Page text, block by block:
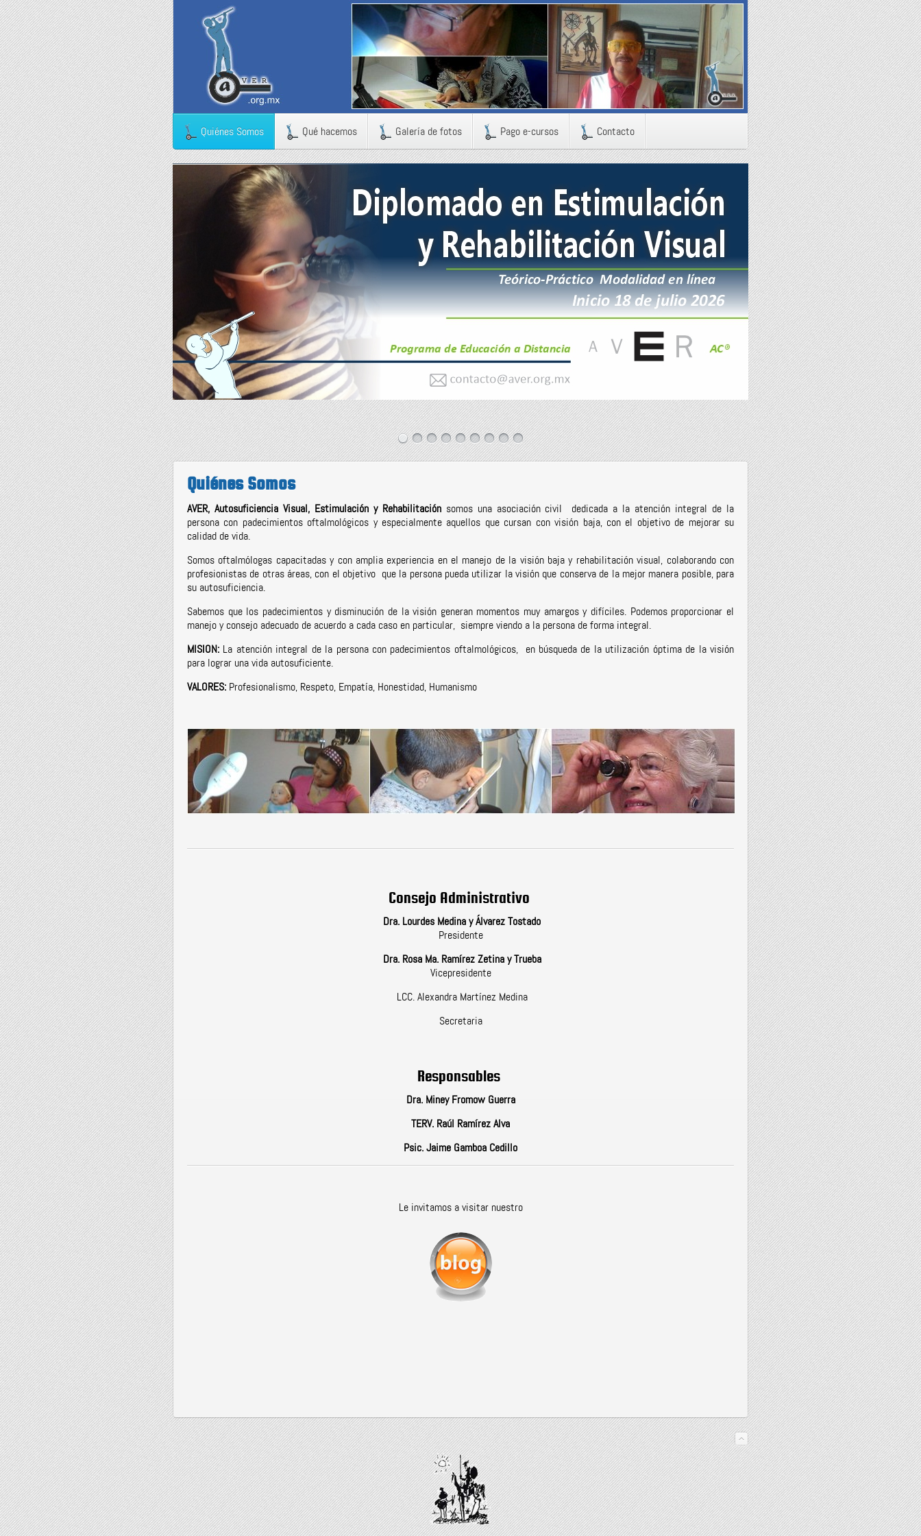
Quiénes Somos Qué hacemos Galería de fotos Pago e-cursos Contacto
Quiénes Somos
AVER, Autosuficiencia Visual, Estimulación y Rehabilitaciónsomos una asociación civil dedicada a la atención integral de la
persona con padecimientos oftalmológicos y especialmente aquellos que cursan con visión baja, con el objetivo de mejorar su
calidad de vida.
Somos oftalmólogas capacitadas y con amplia experiencia en el manejo de la visión baja y rehabilitación visual, colaborando con
profesionistas de otras áreas, con el objetivo que la persona pueda utilizar la visión que conserva de la mejor manera posible, para
su autosuficiencia.
Sabemos que los padecimientos y disminución de la visión generan momentos muy amargos y difíciles. Podemos proporcionar el
manejo y consejo adecuado de acuerdo a cada caso en particular, siempre viendo a la persona de forma integral.
MISION: La atención integral de la persona con padecimientos oftalmológicos, en búsqueda de la utilización óptima de la visión
para lograr una vida autosuficiente.
VALORES: Profesionalismo, Respeto, Empatía, Honestidad, Humanismo
Consejo Administrativo
Dra. Lourdes Medina y Álvarez Tostado
Presidente
Dra. Rosa Ma. Ramírez Zetina y Trueba
Vicepresidente
LCC. Alexandra Martínez Medina
Secretaria
Responsables
Dra. Miney Fromow Guerra
TERV. Raúl Ramírez Alva
Psic. Jaime Gamboa Cedillo
Le invitamos a visitar nuestro